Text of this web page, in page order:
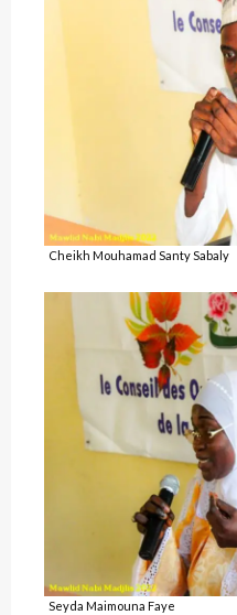
Cheikh Mouhamad Santy Sabaly
Seyda Maimouna Faye